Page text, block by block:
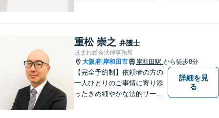
てもらうように、どうぞお気
軽にご相談ください。
重松 崇之 弁護士
ほまれ総合法律事務所
大阪府 岸和田市 岸和田駅 から徒歩8分
【完全予約制】依頼者の方の
一人ひとりのご事情に寄り添
ったきめ細やかな法的サービ
詳細を見
る